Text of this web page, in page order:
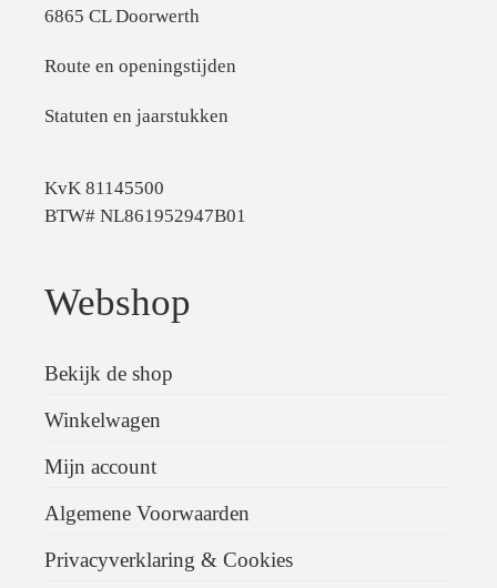
6865 CL Doorwerth
Route en openingstijden
Statuten en jaarstukken
KvK 81145500
BTW# NL861952947B01
Webshop
Bekijk de shop
Winkelwagen
Mijn account
Algemene Voorwaarden
Privacyverklaring & Cookies